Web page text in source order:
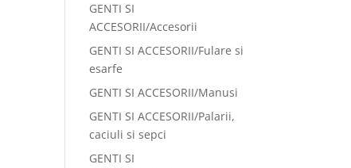
GENTI SI
ACCESORII/Accesorii
GENTI SI ACCESORII/Fulare si
esarfe
GENTI SI ACCESORII/Manusi
GENTI SI ACCESORII/Palarii,
caciuli si sepci
GENTI SI